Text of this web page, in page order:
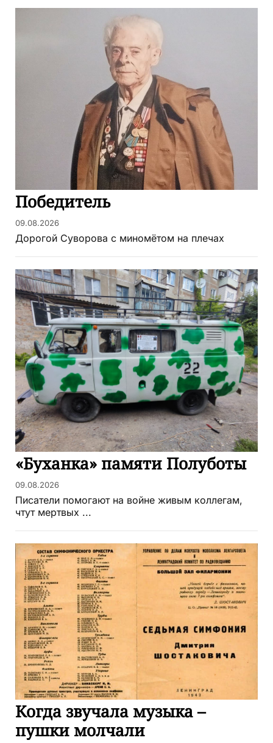
Победитель
09.08.2026
Дорогой Суворова с миномётом на плечах
«Буханка» памяти Полуботы
09.08.2026
Писатели помогают на войне живым коллегам,
чтут мертвых ...
Когда звучала музыка –
пушки молчали